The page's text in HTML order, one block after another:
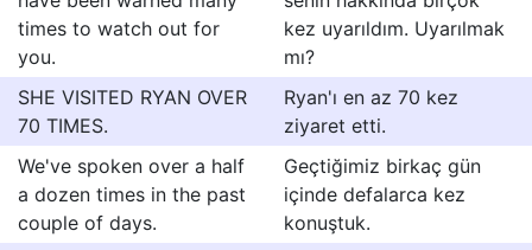
times to watch out for
you.
kez uyarıldım. Uyarılmak
mı?
SHE VISITED RYAN OVER
70 TIMES.
Ryan'ı en az 70 kez
ziyaret etti.
We've spoken over a half
a dozen times in the past
couple of days.
Geçtiğimiz birkaç gün
içinde defalarca kez
konuştuk.